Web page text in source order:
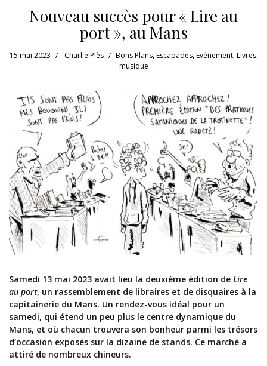
Nouveau succès pour « Lire au
port », au Mans
15 mai 2023 Charlie Plès Bons Plans,Escapades,Evénement,Livres,
musique
Samedi 13 mai 2023 avait lieu la deuxième édition de Lire
au port, un rassemblement de libraires et de disquaires à la
capitainerie du Mans. Un rendez-vous idéal pour un
samedi, qui étend un peu plus le centre dynamique du
Mans, et où chacun trouvera son bonheur parmi les trésors
d’occasion exposés sur la dizaine de stands. Ce marché a
attiré de nombreux chineurs.